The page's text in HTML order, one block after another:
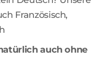
Französisch,
auch ohne